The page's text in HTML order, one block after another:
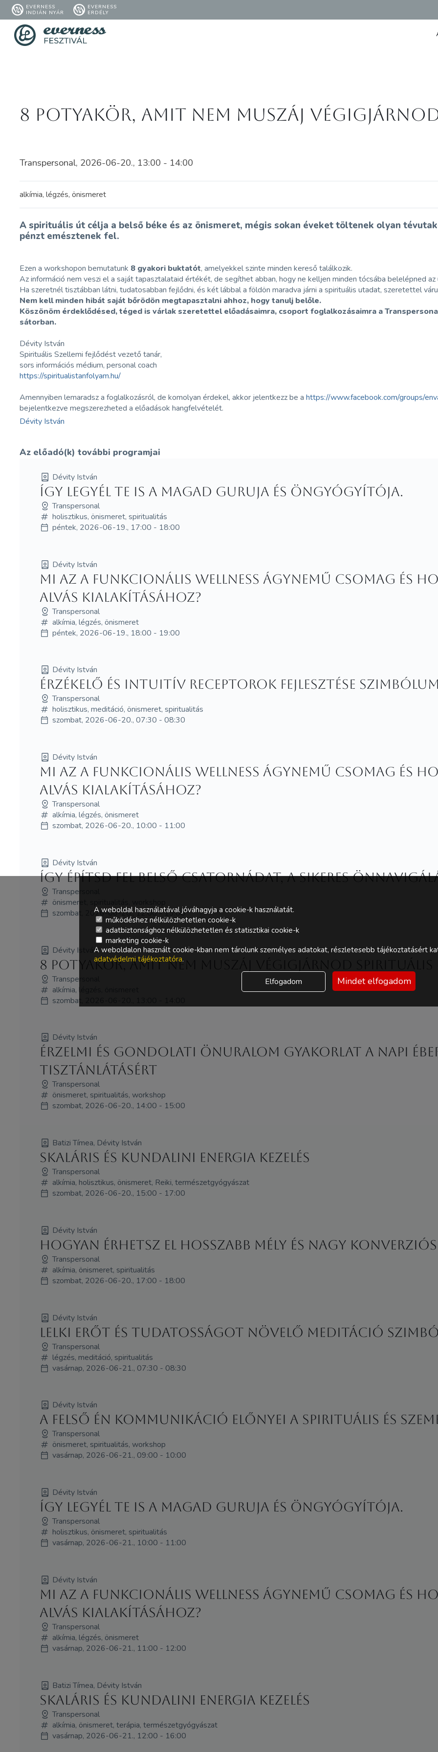
EVERNESS
INDIÁN NYÁR
EVERNESS
ERDÉLY
8 potyakör, amit nem muszáj
Transpersonal, 2026-06-20., 13:00 - 14:00
alkímia, légzés, önismeret
A spirituális út célja a belső béke és az önismeret, mégis sokan éveket töltenek olyan
pénzt emésztenek fel.
Ezen a workshopon bemutatunk 8 gyakori buktatót, amelyekkel szinte minden kereső találkozik.
Az információ nem veszi el a saját tapasztalataid értékét, de segíthet abban, hogy ne kelljen minden tócsába belelépned az
Ha szeretnél tisztábban látni, tudatosabban fejlődni, és két lábbal a földön maradva járni a spirituális utadat, szeretettel
Nem kell minden hibát saját bőrödön megtapasztalni ahhoz, hogy tanulj belőle.
Köszönöm érdeklődésed, téged is várlak szeretettel előadásaimra, csoport foglalkozásaimra a
sátorban.
Dévity István
Spirituális Szellemi fejlődést vezető tanár,
sors információs médium, personal coach
https://spiritualistanfolyam.hu/
Amennyiben lemaradsz a foglalkozásról, de komolyan érdekel, akkor jelentkezz be ahttps://www.facebook.com/groups/
bejelentkezve megszerezheted a előadások hangfelvételét.
Dévity István
Az előadó(k) további programjai
Dévity István
Így legyél te is a magad guruja és öngyógyítója.
Transpersonal
holisztikus, önismeret, spiritualitás
péntek, 2026-06-19., 17:00 - 18:00
Dévity István
Mi az a funkcionális wellness ágynemű csomag és
alvás kialakításához?
Transpersonal
alkímia, légzés, önismeret
péntek, 2026-06-19., 18:00 - 19:00
Dévity István
Érzékelő és intuitív receptorok fejlesztése
Transpersonal
holisztikus, meditáció, önismeret, spiritualitás
szombat, 2026-06-20., 07:30 - 08:30
Dévity István
Mi az a funkcionális wellness ágynemű csomag és
alvás kialakításához?
Transpersonal
alkímia, légzés, önismeret
szombat, 2026-06-20., 10:00 - 11:00
Dévity István
Így építsd fel belső csatornádat, a sikeres
Transpersonal
önismeret, spiritualitás, workshop
szombat, 2026-06-20., 12:00 - 13:00
Dévity István
8 potyakör, amit nem muszáj végigjárnod spirituális
Transpersonal
alkímia, légzés, önismeret
szombat, 2026-06-20., 13:00 - 14:00
Dévity István
Érzelmi és gondolati önuralom gyakorlat a napi
tisztánlátásért
Transpersonal
önismeret, spiritualitás, workshop
szombat, 2026-06-20., 14:00 - 15:00
Batizi Tímea, Dévity István
SKALÁRIS ÉS KUNDALINI ENERGIA KEZELÉS
Transpersonal
alkímia, holisztikus, önismeret, Reiki, természetgyógyászat
szombat, 2026-06-20., 15:00 - 17:00
Dévity István
Hogyan érhetsz el hosszabb mély és nagy
Transpersonal
alkímia, önismeret, spiritualitás
szombat, 2026-06-20., 17:00 - 18:00
Dévity István
LELKI ERŐT ÉS TUDATOSSÁGOT NÖVELŐ MEDITÁCIÓ
Transpersonal
légzés, meditáció, spiritualitás
vasárnap, 2026-06-21., 07:30 - 08:30
Dévity István
A Felső Én kommunikáció előnyei a spirituális és
Transpersonal
önismeret, spiritualitás, workshop
vasárnap, 2026-06-21., 09:00 - 10:00
Dévity István
Így legyél Te is a magad guruja és öngyógyítója.
Transpersonal
holisztikus, önismeret, spiritualitás
vasárnap, 2026-06-21., 10:00 - 11:00
Dévity István
Mi az a funkcionális wellness ágynemű csomag és
alvás kialakításához?
Transpersonal
alkímia, légzés, önismeret
vasárnap, 2026-06-21., 11:00 - 12:00
Batizi Tímea, Dévity István
SKALÁRIS ÉS KUNDALINI ENERGIA KEZELÉS
Transpersonal
alkímia, önismeret, terápia, természetgyógyászat
vasárnap, 2026-06-21., 12:00 - 16:00
A weboldal használatával jóváhagyja a cookie-k használatát.
működéshez nélkülözhetetlen cookie-k
adatbiztonsághoz nélkülözhetetlen és statisztikai cookie-k
marketing cookie-k
A weboldalon használt cookie-kban nem tárolunk személyes adatokat, részletesebb tájékoztatásért
adatvédelmi tájékoztatóra.
Elfogadom Mindet elfogadom